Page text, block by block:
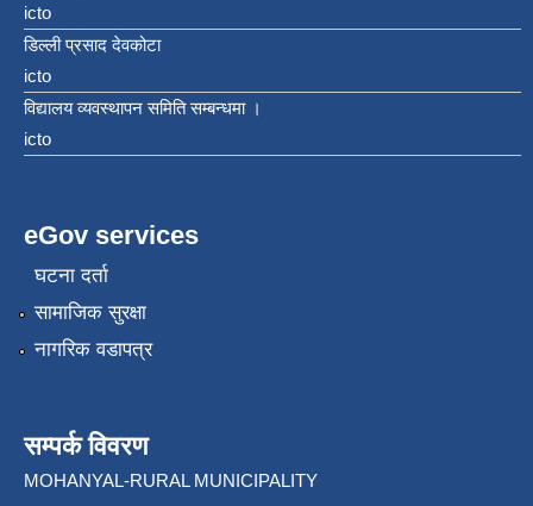
icto
डिल्ली प्रसाद देवकोटा
icto
विद्यालय व्यवस्थापन समिति सम्बन्धमा ।
icto
eGov services
घटना दर्ता
सामाजिक सुरक्षा
नागरिक वडापत्र
सम्पर्क विवरण
MOHANYAL-RURAL MUNICIPALITY